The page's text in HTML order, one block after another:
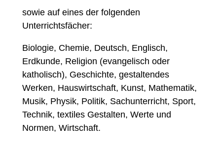
sowie auf eines der folgenden
Unterrichtsfächer:
Biologie, Chemie, Deutsch, Englisch,
Erdkunde, Religion (evangelisch oder
katholisch), Geschichte, gestaltendes
Werken, Hauswirtschaft, Kunst, Mathematik,
Musik, Physik, Politik, Sachunterricht, Sport,
Technik, textiles Gestalten, Werte und
Normen, Wirtschaft.